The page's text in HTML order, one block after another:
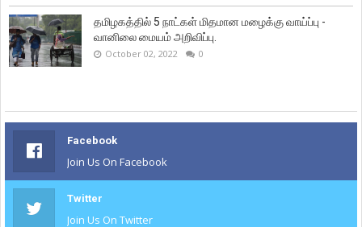
தமிழகத்தில் 5 நாட்கள் மிதமான மழைக்கு வாய்ப்பு -
வானிலை மையம் அறிவிப்பு.
October 02, 2022 0
Facebook
Join Us On Facebook
Twitter
Join Us On Twitter